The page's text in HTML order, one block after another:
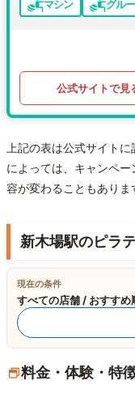
マシン グル
公式サイトで見
上記の表は公式サイト
によっては、キャンペ
容が変わることもありま
新木場駅のピラ
現在の条件
すべての店舗 / おすすめ
料金・体験・特